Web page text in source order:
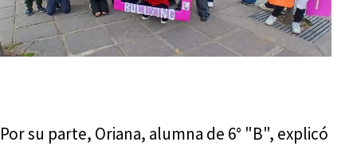
Por su parte, Oriana, alumna de 6° "B", explicó